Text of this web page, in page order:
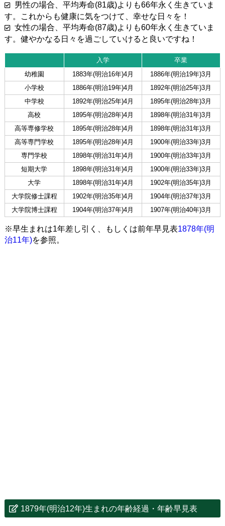
男性の場合、平均寿命(81歳)よりも66年永く生きていま
す。これからも健康に気をつけて、幸せな日々を！
女性の場合、平均寿命(87歳)よりも60年永く生きていま
す。健やかなる日々を過ごしていけると良いですね！
入学
卒業
幼稚園
1883年(明治16年)4月
1886年(明治19年)3月
小学校
1886年(明治19年)4月
1892年(明治25年)3月
中学校
1892年(明治25年)4月
1895年(明治28年)3月
高校
1895年(明治28年)4月
1898年(明治31年)3月
高等専修学校
1895年(明治28年)4月
1898年(明治31年)3月
高等専門学校
1895年(明治28年)4月
1900年(明治33年)3月
専門学校
1898年(明治31年)4月
1900年(明治33年)3月
短期大学
1898年(明治31年)4月
1900年(明治33年)3月
大学
1898年(明治31年)4月
1902年(明治35年)3月
大学院修士課程
1902年(明治35年)4月
1904年(明治37年)3月
大学院博士課程
1904年(明治37年)4月 1907年(明治40年)3月
※早生まれは1年差し引く、もしくは前年早見表1878年(明
治11年)を参照。
1879年(明治12年)生まれの年齢経過・年齢早見表